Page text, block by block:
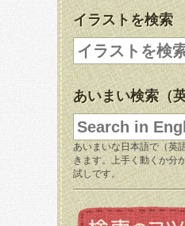
イラストを検索
あいまい検索（
あいまいな日本語で（英
きます。上手く動くか分
試しです。